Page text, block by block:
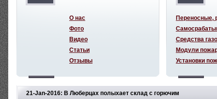
21-Jan-2016: В Люберцах полыхает склад с горючим
О нас
Фото
Видео
Статьи
Отзывы
Переносные,
Средства
Модули
Установки